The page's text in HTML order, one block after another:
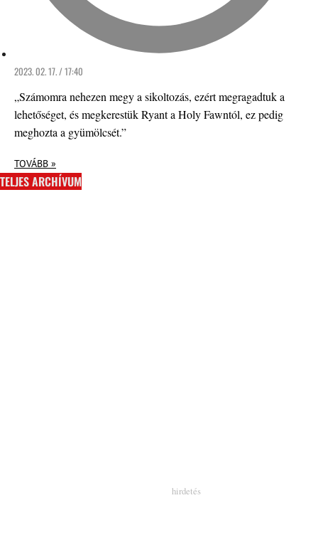
2023. 02. 17. / 17:40
„Számomra nehezen megy a sikoltozás, ezért megragadtuk a
lehetőséget, és megkerestük Ryant a Holy Fawntól, ez pedig
meghozta a gyümölcsét.”
TOVÁBB »
TELJES ARCHÍVUM